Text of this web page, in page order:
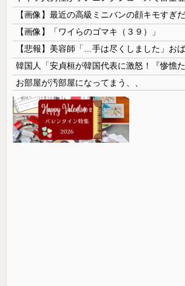
【画像】最近の高級ミニバンの顔キモすぎ
【画像】「ワイらのゴマキ（３９）」
【悲報】美容師「…手は尽くしました」
お部屋が汚部屋になってまう、、